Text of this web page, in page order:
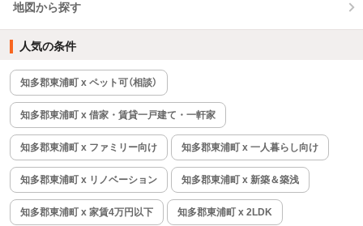
地図から探す
人気の条件
知多郡東浦町 x ペット可（相談）
知多郡東浦町 x 借家・賃貸一戸建て・一軒家
知多郡東浦町 x ファミリー向け 知多郡東浦町 x 一人暮らし向け
知多郡東浦町 x リノベーション 知多郡東浦町 x 新築＆築浅
知多郡東浦町 x 家賃4万円以下 知多郡東浦町 x 2LDK